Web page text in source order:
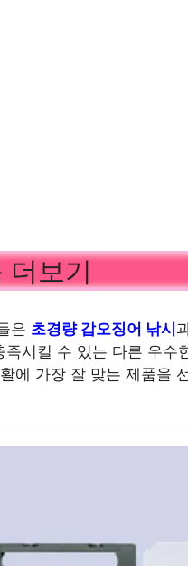
더보기
은 초경량 갑오징어 낚시
시킬 수 있는 다른 우수
에 가장 잘 맞는 제품을